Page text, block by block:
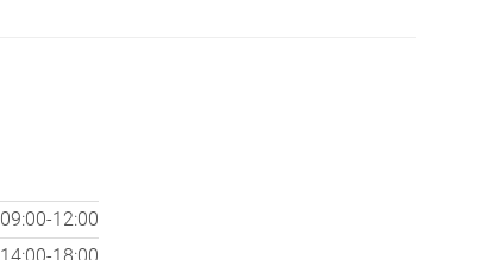
09:00-12:00